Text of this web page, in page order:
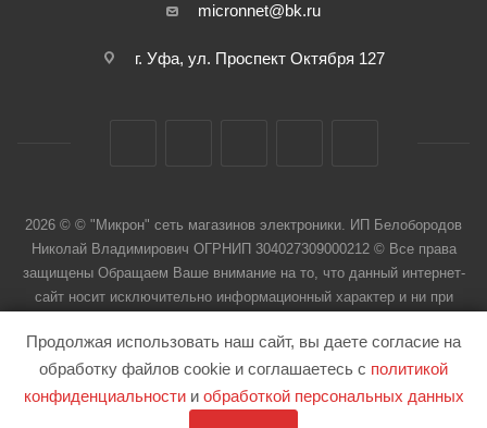
micronnet@bk.ru
г. Уфа, ул. Проспект Октября 127
2026 © © "Микрон" сеть магазинов электроники. ИП Белобородов
Николай Владимирович ОГРНИП 304027309000212 © Все права
защищены Обращаем Ваше внимание на то, что данный интернет-
сайт носит исключительно информационный характер и ни при
Продолжая использовать наш сайт, вы даете согласие на
обработку файлов cookie и соглашаетесь с политикой
конфиденциальностии обработкой персональных данных